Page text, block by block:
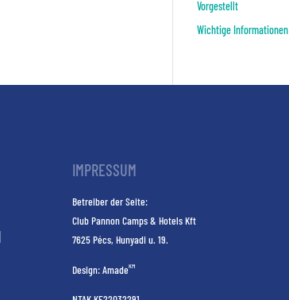
Vorgestellt
Wichtige Informationen
IMPRESSUM
Betreiber der Seite:
Club Pannon Camps & Hotels Kft
7625 Pécs, Hunyadi u. 19.
Design:AmadeKM